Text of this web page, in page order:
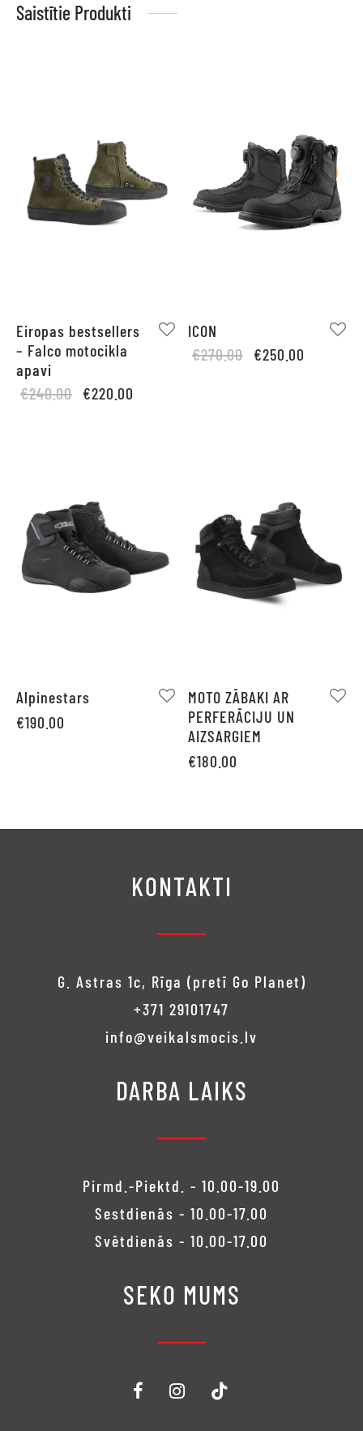
Saistītie Produkti
Eiropas bestsellers
– Falco motocikla
apavi
€240.00 Original
€220.00
ICON
€270.00
Original
€250.00
Alpinestars
€190.00
MOTO ZĀBAKI AR
PERFERĀCIJU UN
AIZSARGIEM
€180.00
KONTAKTI
G. Astras 1c, Rīga (pretī Go Planet)
+371 29101747
info@veikalsmocis.lv
DARBA LAIKS
Pirmd.-Piektd. - 10.00-19.00
Sestdienās - 10.00-17.00
Svētdienās - 10.00-17.00
SEKO MUMS